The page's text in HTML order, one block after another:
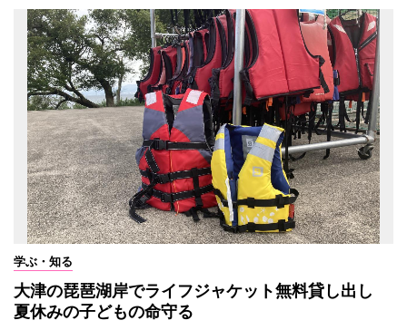
学ぶ・知る
大津の琵琶湖岸でライフジャケット無料貸し出し
夏休みの子どもの命守る